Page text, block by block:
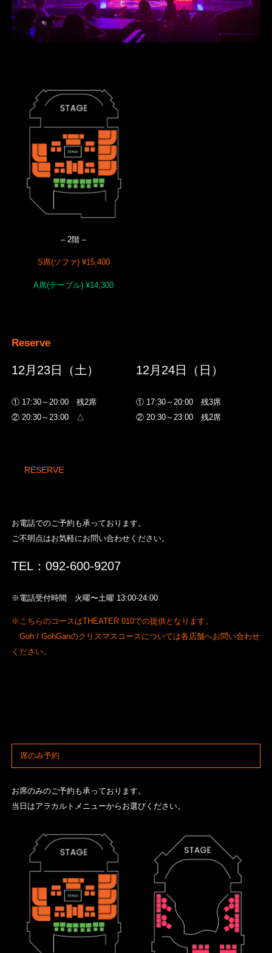
– 2階 –
S席(ソファ) ¥15,400
A席(テーブル) ¥14,300
Reserve
12月23日（土）
① 17:30～20:00 残2席
② 20:30～23:00 △
12月24日（日）
① 17:30～20:00 残3席
② 20:30～23:00 残2席
RESERVE
お電話でのご予約も承っております。
ご不明点はお気軽にお問い合わせください。
TEL：092-600-9207
※電話受付時間 火曜〜土曜 13:00-24:00
※こちらのコースはTHEATER 010での提供となります。
Goh / GohGanのクリスマスコースについては各店舗へお問い合わせ
ください。
席のみ予約
お席のみのご予約も承っております。
当日はアラカルトメニューからお選びください。